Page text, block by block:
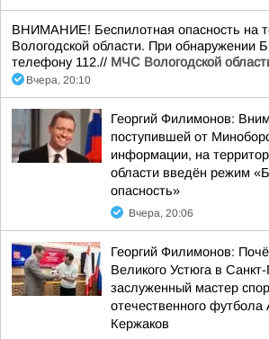
ВНИМАНИЕ! Беспилотная опасность на
Вологодской области. При обнаружении
телефону 112.// МЧС Вологодской
Вчера, 20:10
Георгий Филимонов:
поступившей от
информации, на
области введён режим
опасность»
Вчера, 20:06
Георгий Филимонов:
Великого Устюга в
заслуженный мастер
отечественного футбола
Кержаков